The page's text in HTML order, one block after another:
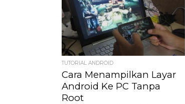
TUTORIAL ANDROID
Cara Menampilkan Layar
Android Ke PC Tanpa
Root